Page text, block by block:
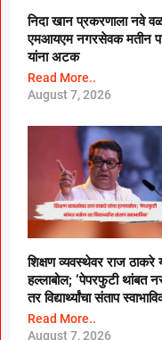
निदा खान प्रकरणाला नवे
एमआयएम नगरसेवक मतीन
यांना अटक
Read More..
August 7, 2026
शिक्षण व्यवस्थेवर राज ठाकरे
हल्लाबोल; ‘पेपरफुटी थांबत
तर विद्यार्थ्यांचा संताप
Read More..
August 7, 2026